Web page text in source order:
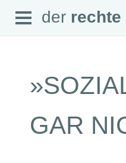
der rechte rand
SEITEN
Open
Menu
der rechte
GAR